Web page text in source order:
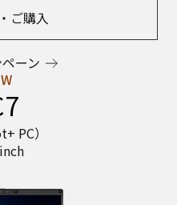
ご購入
ーン
PC）